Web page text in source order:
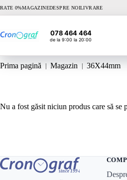
RATE 0%MAGAZINEDESPRE NOILIVRARE
078 464 464
de la 9:00 la 20:00
Prima pagină Magazin 36X44mm
Nu a fost găsit niciun produs care să se